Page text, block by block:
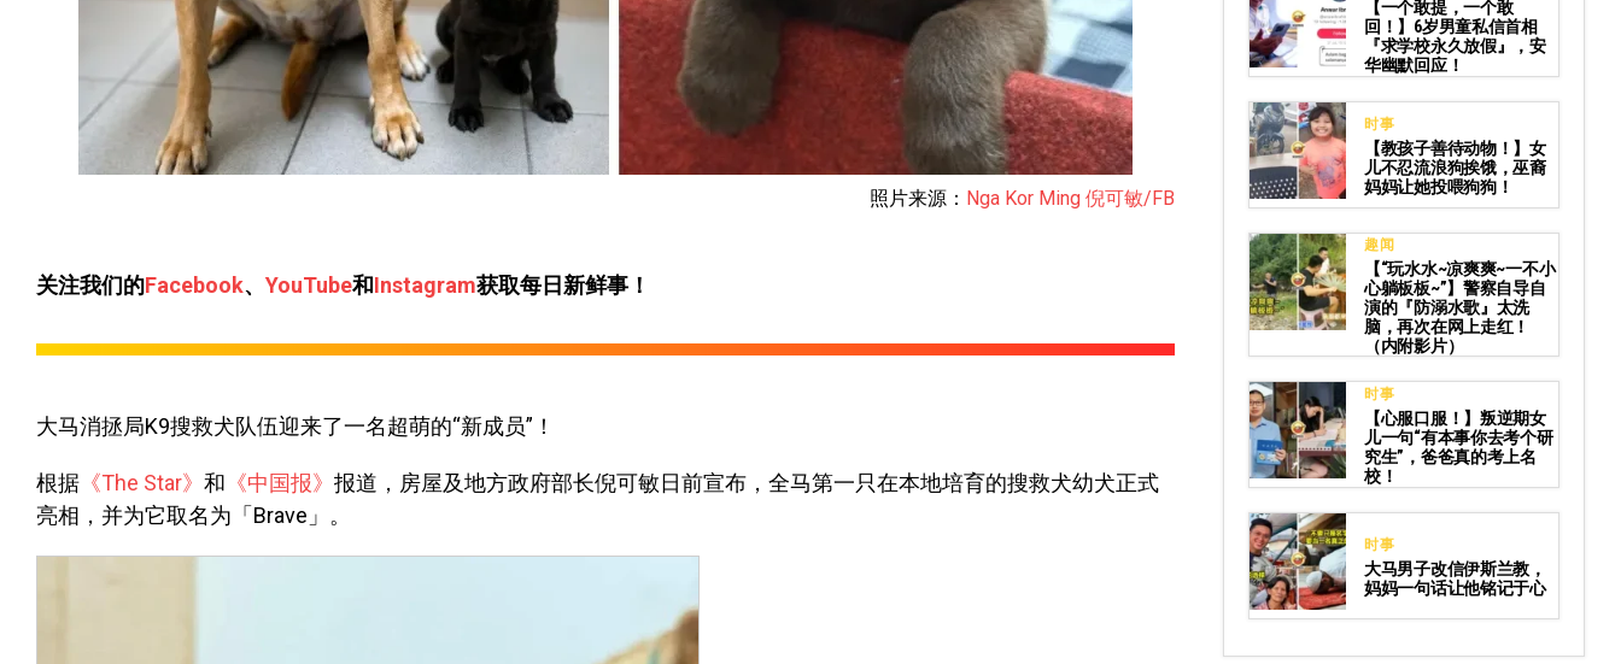
照片来源： Nga Kor Ming 倪可敏/FB
关注我们的Facebook、 YouTube和Instagram获取每日新鲜事！
大马消拯局K9搜救犬队伍迎来了一名超萌的“新成员”！
根据 《The Star》 和 《中国报》 报道，房屋及地方政府部长倪可敏日前宣布，全马第一只在本地培育的搜救犬幼犬正式
亮相，并为它取名为「Brave」。
【一个敢提，一个敢
回！】6岁男童私信首相
『求学校永久放假』，安
华幽默回应！
时事
【教孩子善待动物！】女
儿不忍流浪狗挨饿，巫裔
妈妈让她投喂狗狗！
趣闻
【“玩水水~凉爽爽~一不小
心躺板板~”】警察自导自
演的『防溺水歌』太洗
脑，再次在网上走红！
（内附影片）
时事
【心服口服！】叛逆期女
儿一句“有本事你去考个研
究生”，爸爸真的考上名
校！
时事
大马男子改信伊斯兰教，
妈妈一句话让他铭记于心